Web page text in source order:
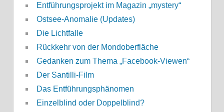
Entführungsprojekt im Magazin „mystery“
Ostsee-Anomalie (Updates)
Die Lichtfalle
Rückkehr von der Mondoberfläche
Gedanken zum Thema „Facebook-Viewen“
Der Santilli-Film
Das Entführungsphänomen
Einzelblind oder Doppelblind?